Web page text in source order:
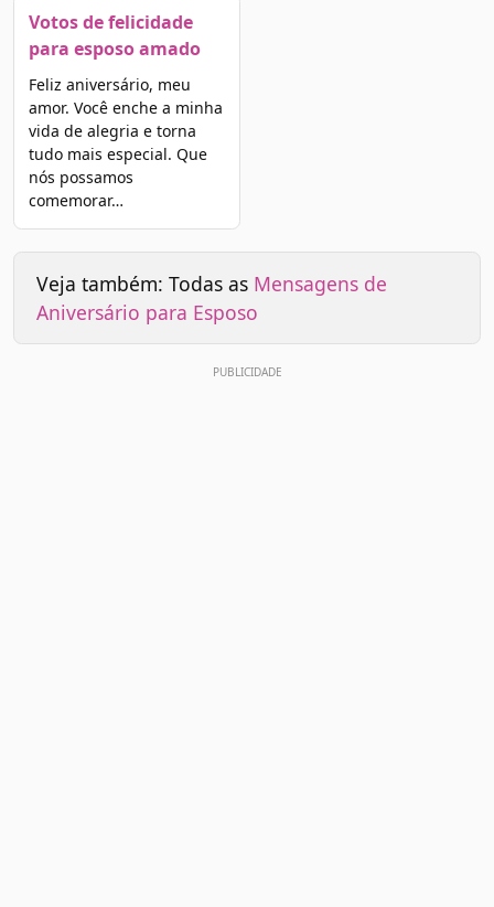
Votos de felicidade
para esposo amado
Feliz aniversário, meu
amor. Você enche a minha
vida de alegria e torna
tudo mais especial. Que
nós possamos
comemorar…
Veja também: Todas as Mensagens de
Aniversário para Esposo